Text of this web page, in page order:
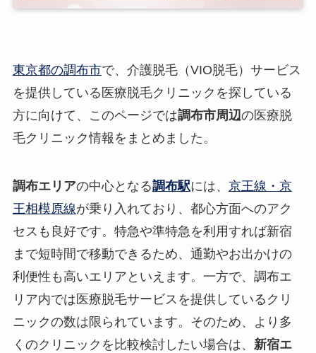
東京都の調布市で、介護脱毛（VIO脱毛）サービス
を提供している医療脱毛クリニックを探している
方に向けて、このページでは調布市周辺の医療脱
毛クリニック情報をまとめました。
調布エリアの中心となる調布駅には、 京王線・京
王相模原線が乗り入れており、都心方面へのアク
セスも良好です。特急や準特急を利用すれば新宿
まで短時間で移動できるため、通勤やお出かけの
利便性も高いエリアといえます。一方で、調布エ
リア内では医療脱毛サービスを提供しているクリ
ニックの数は限られています。そのため、より多
くのクリニックを比較検討したい場合は、 新宿エ